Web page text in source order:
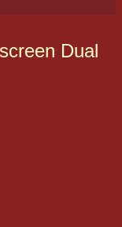
Dual